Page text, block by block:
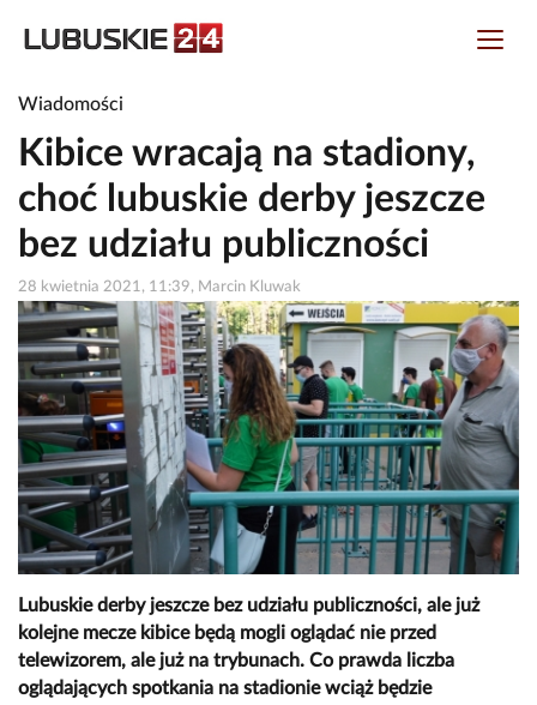
Wiadomości
Kibice wracają na stadiony,
choć lubuskie derby jeszcze
bez udziału publiczności
28 kwietnia 2021, 11:39, Marcin Kluwak
Lubuskie derby jeszcze bez udziału publiczności, ale już
kolejne mecze kibice będą mogli oglądać nie przed
telewizorem, ale już na trybunach. Co prawda liczba
oglądających spotkania na stadionie wciąż będzie